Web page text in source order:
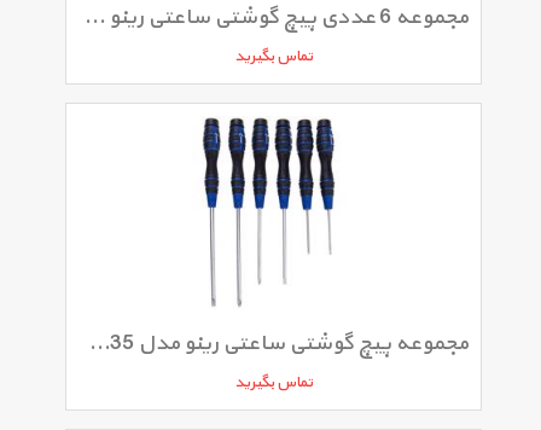
مجموعه 6 عددی پیچ گوشتی ساعتی رینو مدل RPT6037
تماس بگیرید
مجموعه پیچ گوشتی ساعتی رینو مدل RPT6035 ست 6 عددی
تماس بگیرید